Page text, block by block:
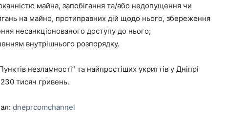
майна, запобігання та/або недопущення чи
на майно, протиправних дій щодо нього, збереження
несанкціонованого доступу до нього;
внутрішнього розпорядку.
незламності” та найпростіших укриттів у Дніпрі
тисяч гривень.
dneprcomchannel